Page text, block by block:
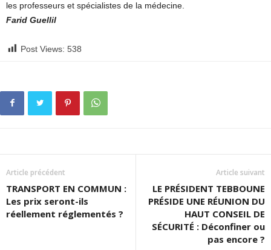
les professeurs et spécialistes de la médecine.
Farid Guellil
Post Views: 538
Article précédent
TRANSPORT EN COMMUN :
Les prix seront-ils
réellement réglementés ?
Article suivant
LE PRÉSIDENT TEBBOUNE
PRÉSIDE UNE RÉUNION DU
HAUT CONSEIL DE
SÉCURITÉ : Déconfiner ou
pas encore ?